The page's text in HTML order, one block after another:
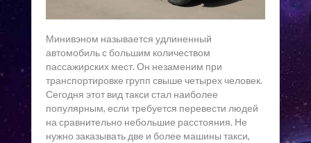
Минивэном называется удлиненный
автомобиль с большим количеством
пассажирских мест. Он незаменим при
транспортировке групп свыше четырех человек.
Сегодня этот вид такси стал наиболее
популярным, если требуется перевести людей
на сравнительно небольшие расстояния. Не
нужно заказывать две и более машины такси,